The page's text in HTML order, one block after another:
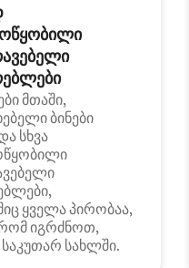
მთაში,
ბინები
სხვა
ყველა პირობაა,
იგრძნოთ,
სახლში.